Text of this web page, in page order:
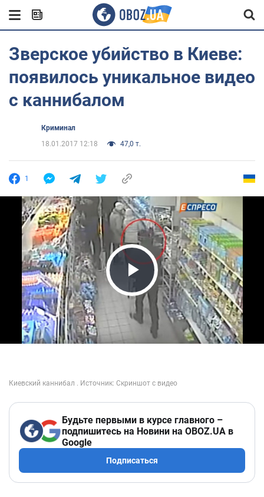
Зверское убийство в Киеве:
появилось уникальное видео
с каннибалом
Криминал
18.01.2017 12:18
47,0 т.
1
Play Video
Будьте первыми в курсе главного –
подпишитесь на Новини на OBOZ.UA в
Google
Подписаться